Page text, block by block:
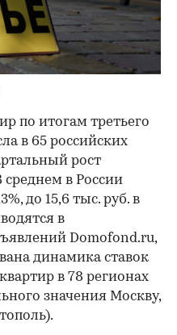
по итогам третьего
в 65 российских
рост
среднем в России
до 15,6 тыс. руб. в
в
Domofond.ru,
динамика ставок
в 78 регионах
значения Москву,